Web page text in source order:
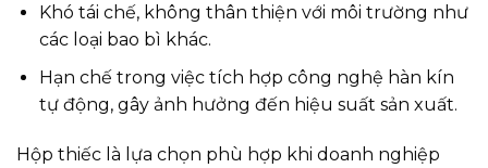
Khó tái chế, không thân thiện với môi trường như
các loại bao bì khác.
Hạn chế trong việc tích hợp công nghệ hàn kín
tự động, gây ảnh hưởng đến hiệu suất sản xuất.
Hộp thiếc là lựa chọn phù hợp khi doanh nghiệp